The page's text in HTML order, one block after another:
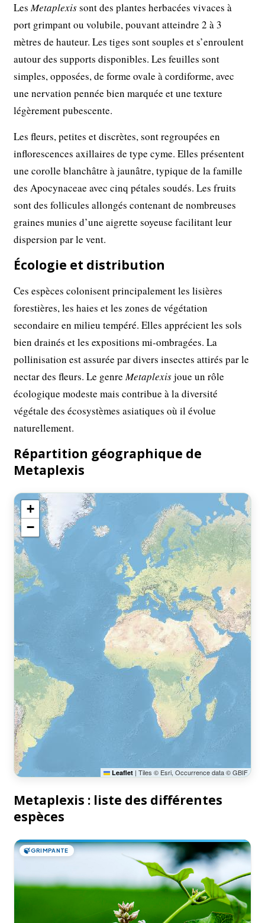
LesMetaplexissont des plantes herbacées vivaces à
port grimpant ou volubile, pouvant atteindre 2 à 3
mètres de hauteur. Les tiges sont souples et s’enroulent
autour des supports disponibles. Les feuilles sont
simples, opposées, de forme ovale à cordiforme, avec
une nervation pennée bien marquée et une texture
légèrement pubescente.
Les fleurs, petites et discrètes, sont regroupées en
inflorescences axillaires de type cyme. Elles présentent
une corolle blanchâtre à jaunâtre, typique de la famille
des Apocynaceae avec cinq pétales soudés. Les fruits
sont des follicules allongés contenant de nombreuses
graines munies d’une aigrette soyeuse facilitant leur
dispersion par le vent.
Écologie et distribution
Ces espèces colonisent principalement les lisières
forestières, les haies et les zones de végétation
secondaire en milieu tempéré. Elles apprécient les sols
bien drainés et les expositions mi-ombragées. La
pollinisation est assurée par divers insectes attirés par le
nectar des fleurs. Le genreMetaplexisjoue un rôle
écologique modeste mais contribue à la diversité
végétale des écosystèmes asiatiques où il évolue
naturellement.
Répartition géographique de
Metaplexis
+
−
Leaflet | Tiles © Esri, Occurrence data © GBIF
Metaplexis : liste des différentes
espèces
🍃GRIMPANTE